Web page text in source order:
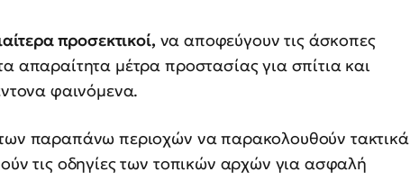
προσεκτικοί, να αποφεύγουν τις άσκοπες
απαραίτητα μέτρα προστασίας για σπίτια και
φαινόμενα.
παραπάνω περιοχών να παρακολουθούν τακτικά
τις οδηγίες των τοπικών αρχών για ασφαλή